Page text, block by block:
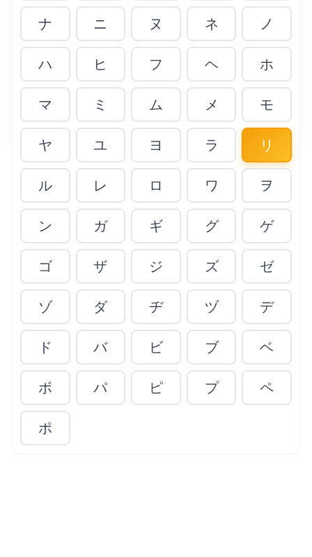
ナ ニ ヌ ネ ノ
ハ ヒ フ ヘ ホ
マ ミ ム メ モ
ヤ ユ ヨ ラ リ
ル レ ロ ワ ヲ
ン ガ ギ グ ゲ
ゴ ザ ジ ズ ゼ
ゾ ダ ヂ ヅ デ
ド バ ビ ブ ベ
ボ パ ピ プ ペ
ポ